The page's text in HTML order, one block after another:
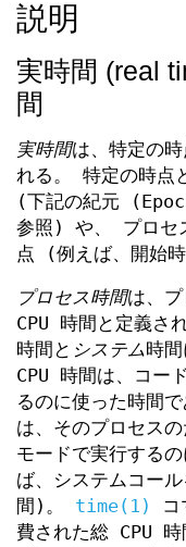
説明
実時間 (real
間
実時間は、特定の
れる。 特定の時点
(下記の紀元
参照) や、 プロセ
点 (例えば、開始
プロセス時間は、
CPU 時間と定義さ
時間と システム時
CPU 時間は、コー
るのに使った時間
は、そのプロセス
モードで実行する
ば、システムコー
間)。 time(1)
コ
費された総 CPU 時